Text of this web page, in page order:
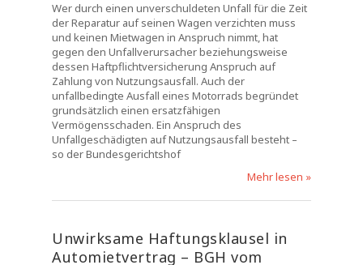
Wer durch einen unverschuldeten Unfall für die Zeit
der Reparatur auf seinen Wagen verzichten muss
und keinen Mietwagen in Anspruch nimmt, hat
gegen den Unfallverursacher beziehungsweise
dessen Haftpflichtversicherung Anspruch auf
Zahlung von Nutzungsausfall. Auch der
unfallbedingte Ausfall eines Motorrads begründet
grundsätzlich einen ersatzfähigen
Vermögensschaden. Ein Anspruch des
Unfallgeschädigten auf Nutzungsausfall besteht –
so der Bundesgerichtshof
Mehr lesen »
Unwirksame Haftungsklausel in
Automietvertrag – BGH vom